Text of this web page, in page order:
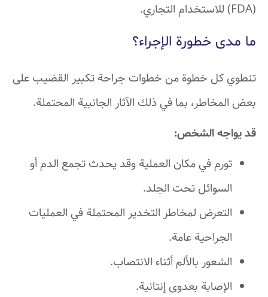
(FDA) للاستخدام التجاري.
ما مدى خطورة الإجراء؟
تنطوي كل خطوة من خطوات جراحة تكبير القضيب على
بعض المخاطر، بما في ذلك الآثار الجانبية المحتملة.
قد يواجه الشخص:
تورم في مكان العملية وقد يحدث تجمع الدم أو
السوائل تحت الجلد.
التعرض لمخاطر التخدير المحتملة في العمليات
الجراحية عامة.
الشعور بالألم أثناء الانتصاب.
الإصابة بعدوى إنتانية.